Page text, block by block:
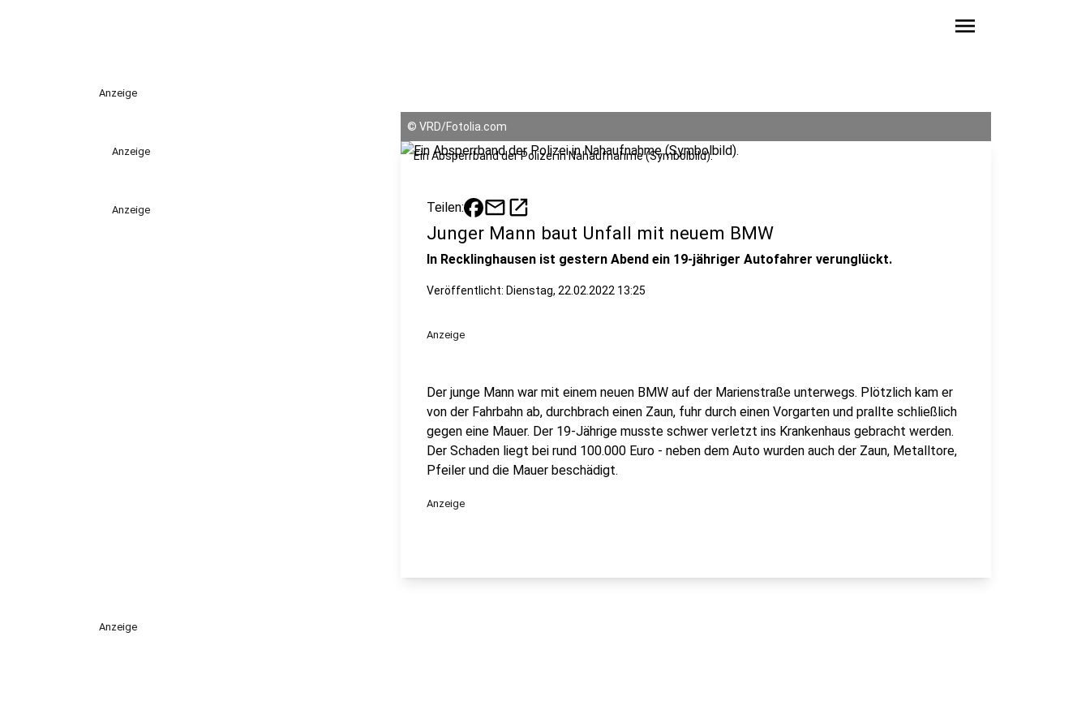
menu
Anzeige
Anzeige
Anzeige
© VRD/Fotolia.com
Ein Absperrband der Polizei in Nahaufnahme (Symbolbild).
Teilen: mailopen_in_new
Junger Mann baut Unfall mit neuem BMW
In Recklinghausen ist gestern Abend ein 19-jähriger Autofahrer verunglückt.
Veröffentlicht: Dienstag, 22.02.2022 13:25
Anzeige
Der junge Mann war mit einem neuen BMW auf der Marienstraße unterwegs. Plötzlich kam er
von der Fahrbahn ab, durchbrach einen Zaun, fuhr durch einen Vorgarten und prallte schließlich
gegen eine Mauer. Der 19-Jährige musste schwer verletzt ins Krankenhaus gebracht werden.
Der Schaden liegt bei rund 100.000 Euro - neben dem Auto wurden auch der Zaun, Metalltore,
Pfeiler und die Mauer beschädigt.
Anzeige
Anzeige